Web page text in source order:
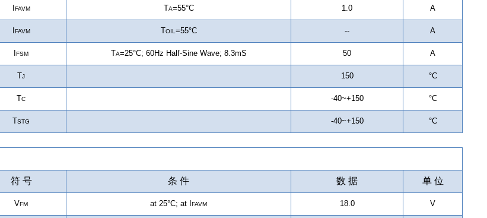
IFAVM TA=55°C 1.0 A
IFAVM TOIL =55°C -- A
IFSM TA=25°C; 60Hz Half-Sine Wave; 8.3mS 50 A
TJ 150 °C
TC -40~+150 °C
TSTG -40~+150 °C
符 号 条 件 数 据 单 位
VFM at 25°C; at IFAVM 18.0 V